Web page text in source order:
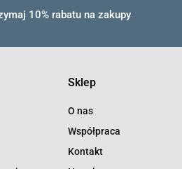
10% rabatu na zakupy
Sklep
O nas
Współpraca
Kontakt